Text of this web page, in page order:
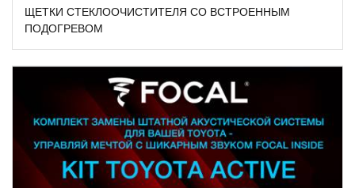
ЩЕТКИ СТЕКЛООЧИСТИТЕЛЯ СО ВСТРОЕННЫМ
ПОДОГРЕВОМ